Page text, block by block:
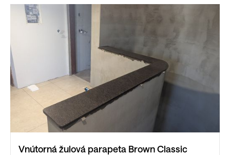
Vnútorná žulová parapeta Brown Classic